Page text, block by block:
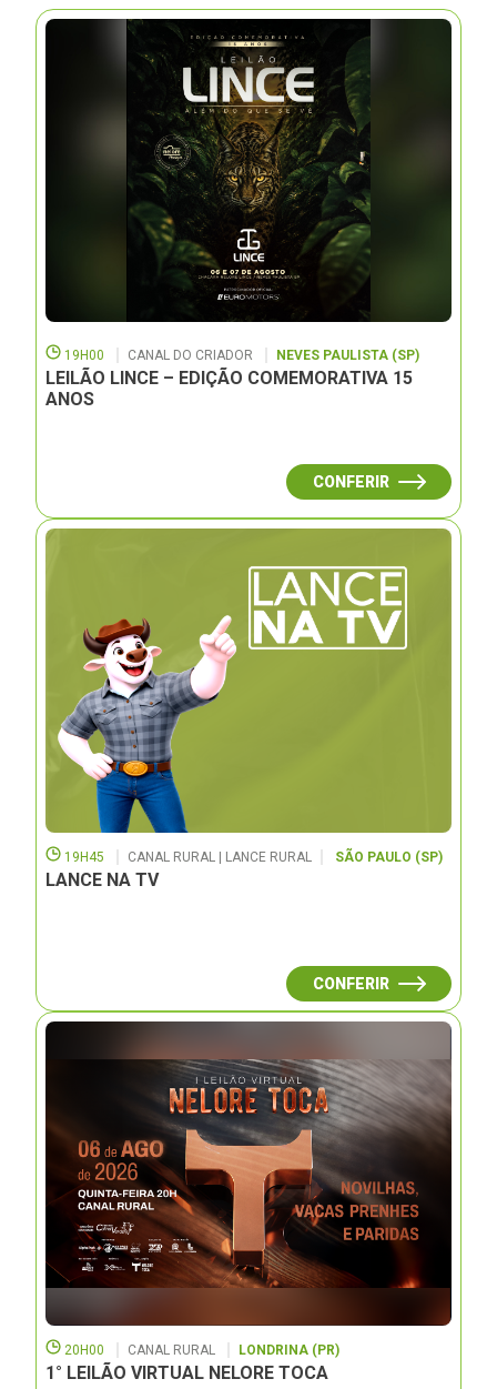
19H00 CANAL DO CRIADOR NEVES PAULISTA (SP)
LEILÃO LINCE – EDIÇÃO COMEMORATIVA 15
ANOS
CONFERIR
19H45 CANAL RURAL | LANCE RURAL SÃO PAULO (SP)
LANCE NA TV
CONFERIR
20H00 CANAL RURAL LONDRINA (PR)
1° LEILÃO VIRTUAL NELORE TOCA